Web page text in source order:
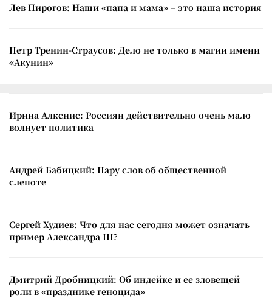
Лев Пирогов: Наши «папа и мама» – это наша история
Петр Тренин-Страусов: Дело не только в магии имени
«Акунин»
Ирина Алкснис: Россиян действительно очень мало
волнует политика
Андрей Бабицкий: Пару слов об общественной
слепоте
Сергей Худиев: Что для нас сегодня может означать
пример Александра III?
Дмитрий Дробницкий: Об индейке и ее зловещей
роли в «празднике геноцида»